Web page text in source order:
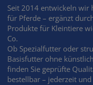
Seit 2014 entwickeln wir
für Pferde – ergänzt
Produkte für Kleintiere
Co.
Ob Spezialfutter oder
Basisfutter ohne
finden Sie geprüfte
bestellbar – jederzeit